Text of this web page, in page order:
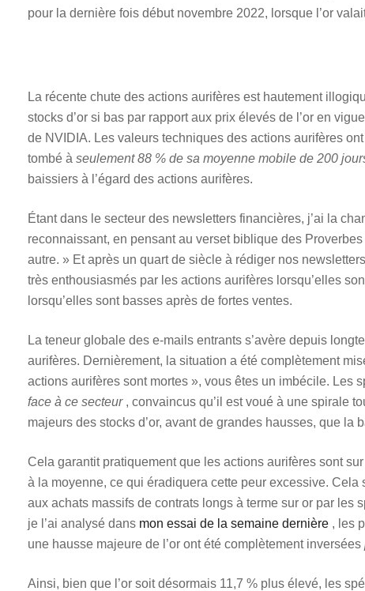
pour la dernière fois début novembre 2022, lorsque l’or
La récente chute des actions aurifères est hautement
stocks d’or si bas par rapport aux prix élevés de l’or en
de NVIDIA. Les valeurs techniques des actions aurifères
tombé à seulement 88 % de sa moyenne mobile de 200
baissiers à l’égard des actions aurifères.
Étant dans le secteur des newsletters financières, j’ai la
reconnaissant, en pensant au verset biblique des
autre. » Et après un quart de siècle à rédiger nos
très enthousiasmés par les actions aurifères lorsqu’elles
lorsqu’elles sont basses après de fortes ventes.
La teneur globale des e-mails entrants s’avère depuis
aurifères. Dernièrement, la situation a été complètement
actions aurifères sont mortes », vous êtes un imbécile. Les
face à ce secteur, convaincus qu’il est voué à une spirale
majeurs des stocks d’or, avant de grandes hausses, que la
Cela garantit pratiquement que les actions aurifères sont
à la moyenne, ce qui éradiquera cette peur excessive.
aux achats massifs de contrats longs à terme sur or par les
je l’ai analysé dans mon essai de la semaine dernière , les
une hausse majeure de l’or ont été complètement inversées
Ainsi, bien que l’or soit désormais 11,7 % plus élevé, les